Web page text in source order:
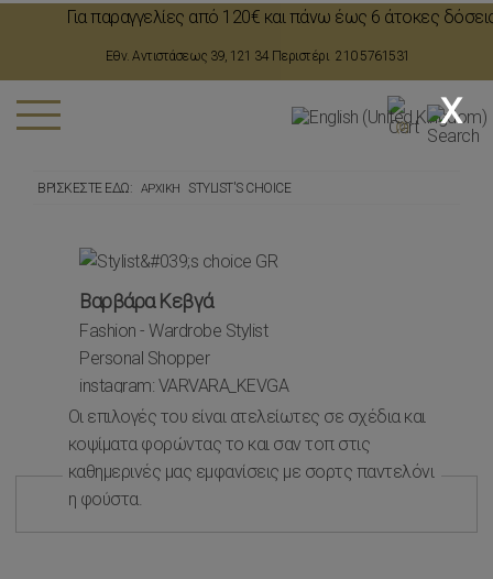
Για παραγγελίες από 120€ και πάνω έως 6 άτοκες
Εθν. Αντιστάσεως 39, 121 34 Περιστέρι 210 5761531
(0)
ΒΡΊΣΚΕΣΤΕ ΕΔΏ: ΑΡΧΙΚΉ STYLIST'S CHOICE
Βαρβάρα Κεβγά
Fashion - Wardrobe Stylist
Personal Shopper
instagram: VARVARA_KEVGA
linkedIn:VARVARA KEVGA
Οι επιλογές του είναι ατελείωτες σε σχέδια και
κοψίματα φορώντας το και σαν τοπ στις
καθημερινές μας εμφανίσεις με σορτς παντελόνι
η φούστα.
x